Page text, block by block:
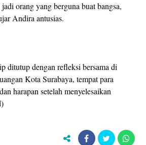
orang yang berguna buat bangsa,
Andira antusias.
ditutup dengan refleksi bersama di
Kota Surabaya, tempat para
harapan setelah menyelesaikan